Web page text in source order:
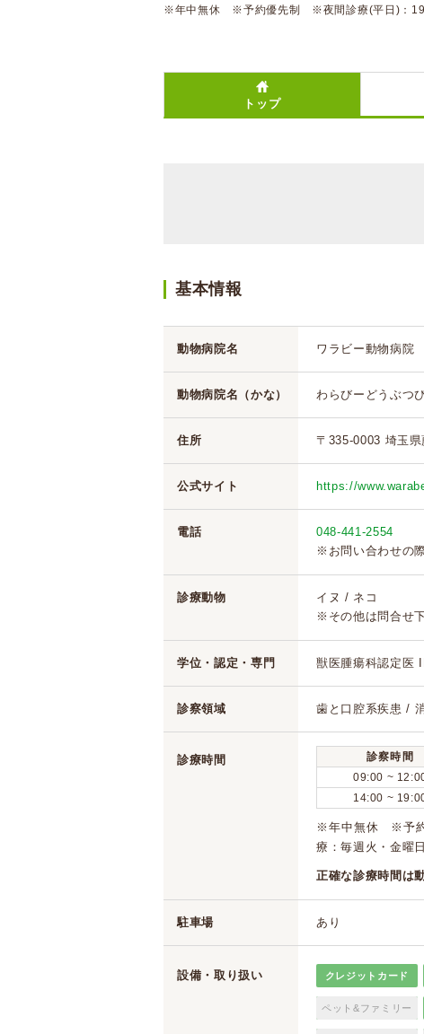
※年中無休 ※予約優先制 ※夜間診療(平日)：
トップ
基本情報
動物病院名 ワラビー動物病院
動物病院名（かな） わらびーどうぶつ
住所 〒335-0003 埼玉
公式サイト https://
電話
048-441-2554
※お問い合わせの
診療動物
イヌ / ネコ
※その他は問合せ下
学位・認定・専門 獣医腫瘍科認定医
診察領域 歯と口腔系疾患 /
診療時間 診察時間
09:00 ~
14:00 ~
※年中無休 ※予
療：毎週火・金曜
正確な診療時間は
駐車場 あり
設備・取り扱い クレジットカード
ペット&ファミリー